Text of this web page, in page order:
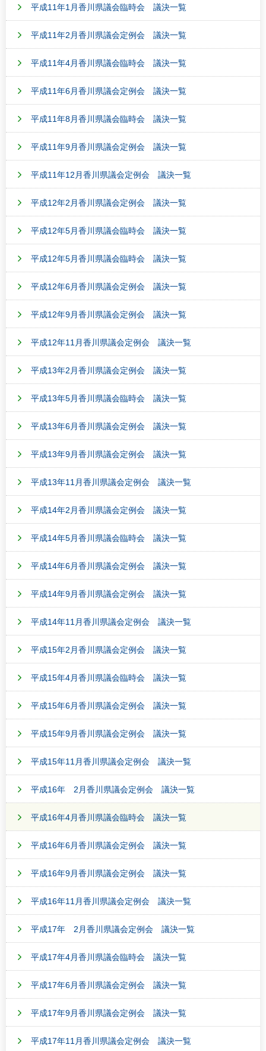
平成11年1月香川県議会臨時会 議決一覧
平成11年2月香川県議会定例会 議決一覧
平成11年4月香川県議会臨時会 議決一覧
平成11年6月香川県議会定例会 議決一覧
平成11年8月香川県議会臨時会 議決一覧
平成11年9月香川県議会定例会 議決一覧
平成11年12月香川県議会定例会 議決一覧
平成12年2月香川県議会定例会 議決一覧
平成12年5月香川県議会臨時会 議決一覧
平成12年5月香川県議会臨時会 議決一覧
平成12年6月香川県議会定例会 議決一覧
平成12年9月香川県議会定例会 議決一覧
平成12年11月香川県議会定例会 議決一覧
平成13年2月香川県議会定例会 議決一覧
平成13年5月香川県議会臨時会 議決一覧
平成13年6月香川県議会定例会 議決一覧
平成13年9月香川県議会定例会 議決一覧
平成13年11月香川県議会定例会 議決一覧
平成14年2月香川県議会定例会 議決一覧
平成14年5月香川県議会臨時会 議決一覧
平成14年6月香川県議会定例会 議決一覧
平成14年9月香川県議会定例会 議決一覧
平成14年11月香川県議会定例会 議決一覧
平成15年2月香川県議会定例会 議決一覧
平成15年4月香川県議会臨時会 議決一覧
平成15年6月香川県議会定例会 議決一覧
平成15年9月香川県議会定例会 議決一覧
平成15年11月香川県議会定例会 議決一覧
平成16年 2月香川県議会定例会 議決一覧
平成16年4月香川県議会臨時会 議決一覧
平成16年6月香川県議会定例会 議決一覧
平成16年9月香川県議会定例会 議決一覧
平成16年11月香川県議会定例会 議決一覧
平成17年 2月香川県議会定例会 議決一覧
平成17年4月香川県議会臨時会 議決一覧
平成17年6月香川県議会定例会 議決一覧
平成17年9月香川県議会定例会 議決一覧
平成17年11月香川県議会定例会 議決一覧